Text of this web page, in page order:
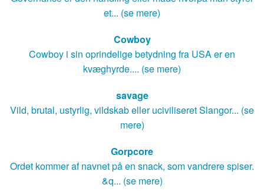
et... (se mere)
Cowboy
Cowboy i sin oprindelige betydning fra USA er en
kvæghyrde.... (se mere)
savage
Vild, brutal, ustyrlig, vildskab eller uciviliseret Slangor... (se
mere)
Gorpcore
Ordet kommer af navnet på en snack, som vandrere spiser.
&q... (se mere)